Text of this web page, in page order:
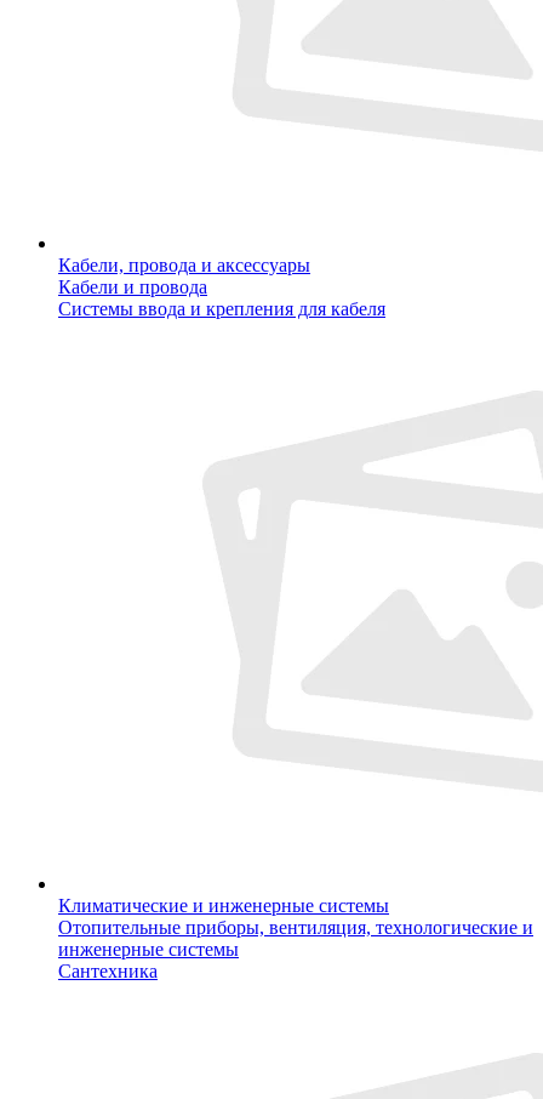
Кабели, провода и аксессуары
Кабели и провода
Системы ввода и крепления для кабеля
Климатические и инженерные системы
Отопительные приборы, вентиляция, технологические и
инженерные системы
Сантехника